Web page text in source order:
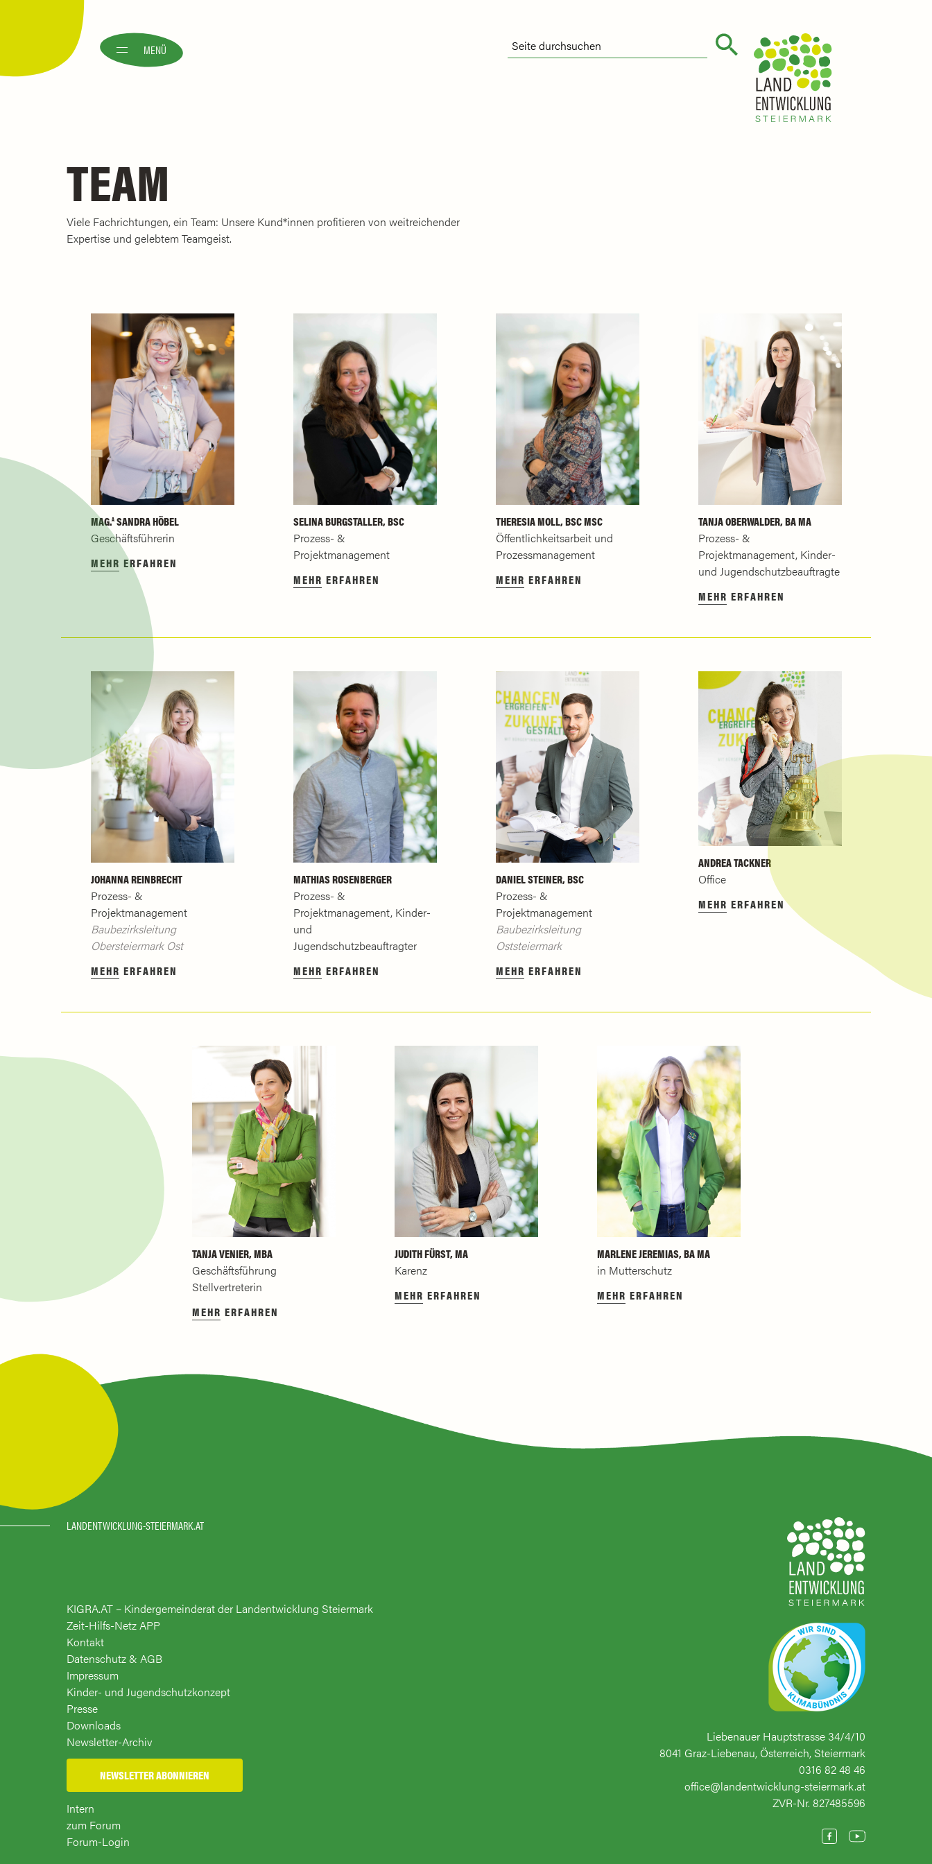
MENÜ
TEAM
Viele Fachrichtungen, ein Team: Unsere Kund*innen profitieren von weitreichender
Expertise und gelebtem Teamgeist.
MAG.ASANDRA HÖBEL
Geschäftsführerin
MEHR ERFAHREN
SELINA BURGSTALLER, BSC
Prozess- &
Projektmanagement
MEHR ERFAHREN
THERESIA MOLL, BSC MSC
Öffentlichkeitsarbeit und
Prozessmanagement
MEHR ERFAHREN
TANJA OBERWALDER, BA MA
Prozess- &
Projektmanagement, Kinder-
und Jugendschutzbeauftragte
MEHR ERFAHREN
JOHANNA REINBRECHT
Prozess- &
Projektmanagement
Baubezirksleitung
Obersteiermark Ost
MEHR ERFAHREN
MATHIAS ROSENBERGER
Prozess- &
Projektmanagement, Kinder-
und
Jugendschutzbeauftragter
MEHR ERFAHREN
DANIEL STEINER, BSC
Prozess- &
Projektmanagement
Baubezirksleitung
Oststeiermark
MEHR ERFAHREN
ANDREA TACKNER
Office
MEHR ERFAHREN
TANJA VENIER, MBA
Geschäftsführung
Stellvertreterin
MEHR ERFAHREN
JUDITH FÜRST, MA
Karenz
MEHR ERFAHREN
MARLENE JEREMIAS, BA MA
in Mutterschutz
MEHR ERFAHREN
LANDENTWICKLUNG-STEIERMARK.AT
KIGRA.AT – Kindergemeinderat der Landentwicklung Steiermark
Zeit-Hilfs-Netz APP
Kontakt
Datenschutz & AGB
Impressum
Kinder- und Jugendschutzkonzept
Presse
Downloads
Newsletter-Archiv
NEWSLETTER ABONNIEREN
Intern
zum Forum
Forum-Login
Liebenauer Hauptstrasse 34/4/10
8041 Graz-Liebenau, Österreich, Steiermark
0316 82 48 46
office@landentwicklung-steiermark.at
ZVR-Nr. 827485596